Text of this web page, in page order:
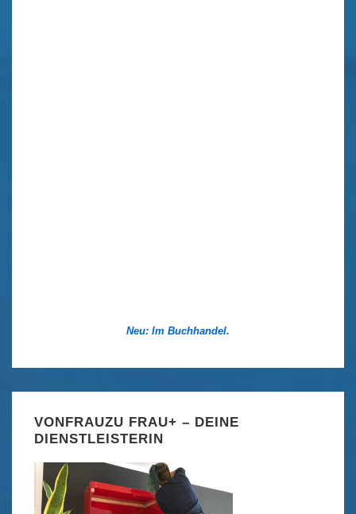
Neu: Im Buchhandel.
VONFRAUZU FRAU+ – DEINE
DIENSTLEISTERIN